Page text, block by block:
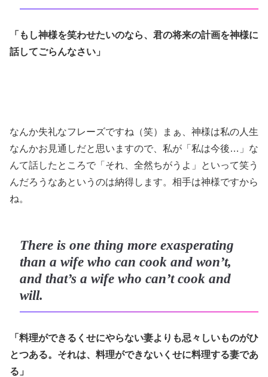
「もし神様を笑わせたいのなら、君の将来の計画を神様に
話してごらんなさい」
なんか失礼なフレーズですね（笑）まぁ、神様は私の人生
なんかお見通しだと思いますので、私が「私は今後…」な
んて話したところで「それ、全然ちがうよ」といって笑う
んだろうなあというのは納得します。相手は神様ですから
ね。
There is one thing more exasperating
than a wife who can cook and won’t,
and that’s a wife who can’t cook and
will.
「料理ができるくせにやらない妻よりも忌々しいものがひ
とつある。それは、料理ができないくせに料理する妻であ
る」